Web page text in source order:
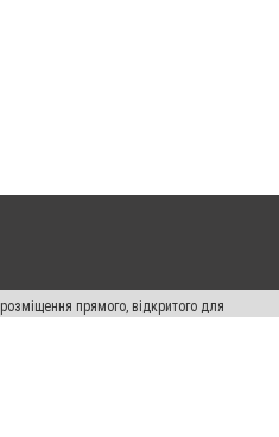
прямого, відкритого для